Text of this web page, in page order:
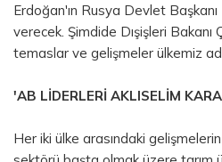
Erdoğan'ın Rusya Devlet
verecek. Şimdide Dışişleri
temaslar ve gelişmeler ülkemiz
'AB LİDERLERİ AKLISELİM
Her iki ülke arasındaki